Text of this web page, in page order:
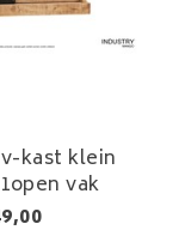
kast klein
vak